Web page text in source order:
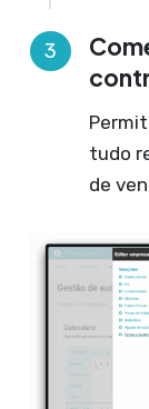
3
tudo
de